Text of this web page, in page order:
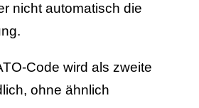
nicht automatisch die
Code wird als zweite
ohne ähnlich